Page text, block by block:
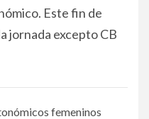
Este fin de
jornada excepto CB
femeninos